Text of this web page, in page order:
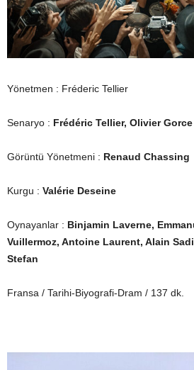
Yönetmen : Fréderic Tellier
Senaryo : Frédéric Tellier, Olivier Gorce
Görüntü Yönetmeni : Renaud Chassing
Kurgu : Valérie Deseine
Oynayanlar : Binjamin Laverne,
Vuillermoz, Antoine Laurent, Alain
Stefan
Fransa / Tarihi-Biyografi-Dram / 137 dk.